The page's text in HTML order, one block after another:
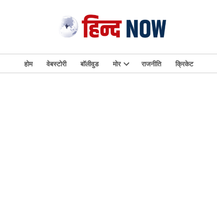
होम वेबस्टोरी बॉलीवुड मोर
Open
राजनीति क्रिकेट